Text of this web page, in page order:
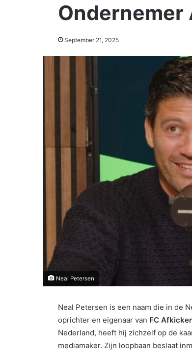
Ondernemer
September 21, 2025
Neal Petersen
Neal Petersen is een naam die in de
oprichter en eigenaar van FC
Nederland, heeft hij zichzelf op de
mediamaker. Zijn loopbaan beslaat